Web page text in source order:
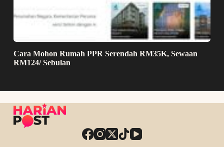
Cara Mohon Rumah PPR Serendah RM35K, Sewaan
RM124/ Sebulan